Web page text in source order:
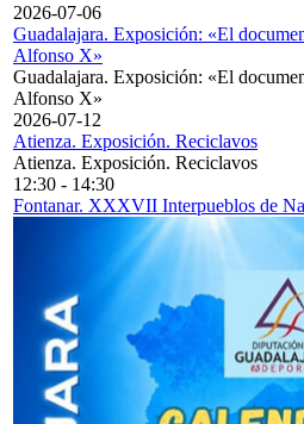
2026-07-06
Guadalajara. Exposición: «El
Alfonso X»
Guadalajara. Exposición: «El
Alfonso X»
2026-07-12
Atienza. Exposición. Reciclavos
Atienza. Exposición. Reciclavos
12:30 - 14:30
Fontanar. XXXVII Interpueblos de